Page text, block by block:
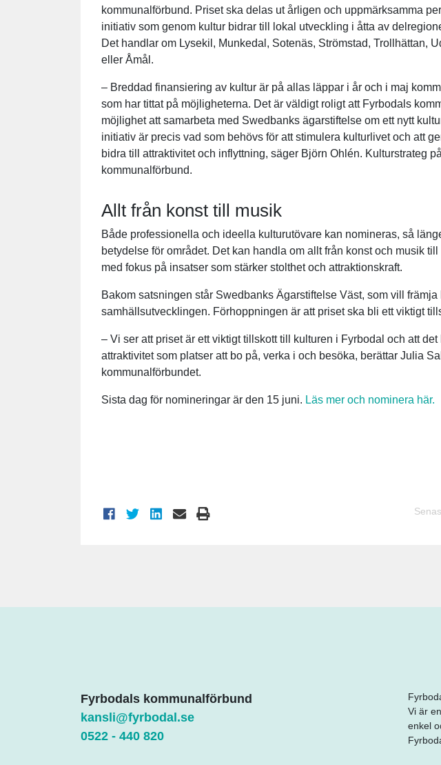
kommunalförbund. Priset ska delas ut årligen och uppmärksamma
initiativ som genom kultur bidrar till lokal utveckling i åtta av
Det handlar om Lysekil, Munkedal, Sotenäs, Strömstad, Trollhättan,
eller Åmål.
– Breddad finansiering av kultur är på allas läppar i år och i maj
som har tittat på möjligheterna. Det är väldigt roligt att Fyrbodals
möjlighet att samarbeta med Swedbanks ägarstiftelse om ett nytt
initiativ är precis vad som behövs för att stimulera kulturlivet och att
bidra till attraktivitet och inflyttning, säger Björn Ohlén. Kulturstrateg
kommunalförbund.
Allt från konst till musik
Både professionella och ideella kulturutövare kan nomineras, så
betydelse för området. Det kan handla om allt från konst och musik
med fokus på insatser som stärker stolthet och attraktionskraft.
Bakom satsningen står Swedbanks Ägarstiftelse Väst, som vill främja
samhällsutvecklingen. Förhoppningen är att priset ska bli ett viktigt
– Vi ser att priset är ett viktigt tillskott till kulturen i Fyrbodal och att
attraktivitet som platser att bo på, verka i och besöka, berättar Julia
kommunalförbundet.
Sista dag för nomineringar är den 15 juni. Läs mer och nominera här.
Fyrbodals kommunalförbund
kansli@fyrbodal.se
0522 - 440 820
Vi är
enkel